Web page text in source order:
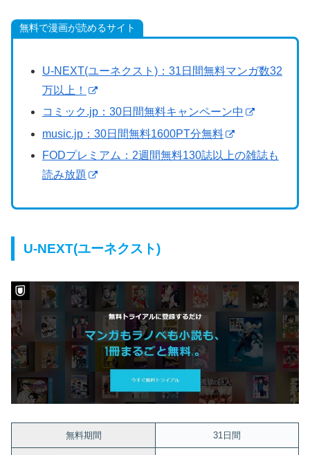
無料で漫画が読めるサイト
U-NEXT(ユーネクスト)：31日間無料マンガ数32
万以上！
コミック.jp：30日間無料キャンペーン中
music.jp：30日間無料1600PT分無料
FODプレミアム：2週間無料130誌以上の雑誌も
読み放題
U-NEXT(ユーネクスト)
無料期間 31日間